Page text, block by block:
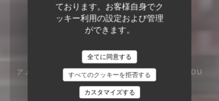
ております。お客様自身でク
ッキー利用の設定および管理
ができます。
全てに同意する
すべてのクッキーを拒否する
カスタマイズする
Tommy's Diner Café
アメリカンダイナー
49 RUE MICHEL-ANGE - DU
PARC 97438 SAINTE-MARIE
Tommy's Diner Café